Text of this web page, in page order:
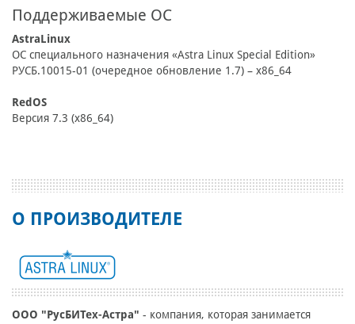
Поддерживаемые ОС
AstraLinux
ОС специального назначения «Astra Linux Special Edition»
РУСБ.10015-01 (очередное обновление 1.7) – x86_64
RedOS
Версия 7.3 (x86_64)
О ПРОИЗВОДИТЕЛЕ
ООО "РусБИТех-Астра" - компания, которая занимается